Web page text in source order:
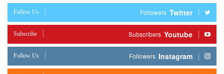
Twitter
Followers
Follow Us
Youtube
Subscribers
Subscribe
Instagram
Followers
Follow Us